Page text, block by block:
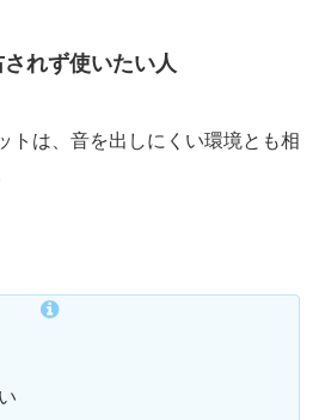
れず使いたい人
トは、音を出しにくい環境とも相